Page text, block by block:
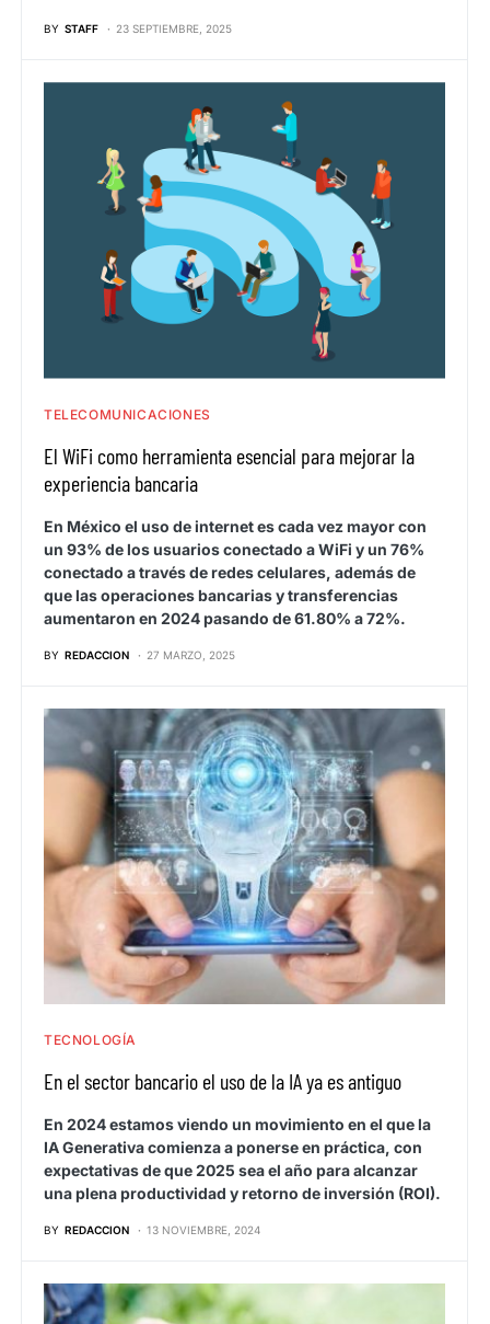
BY STAFF 23 SEPTIEMBRE, 2025
TELECOMUNICACIONES
El WiFi como herramienta esencial para mejorar la
experiencia bancaria
En México el uso de internet es cada vez mayor con
un 93% de los usuarios conectado a WiFi y un 76%
conectado a través de redes celulares, además de
que las operaciones bancarias y transferencias
aumentaron en 2024 pasando de 61.80% a 72%.
BY REDACCION 27 MARZO, 2025
TECNOLOGÍA
En el sector bancario el uso de la IA ya es antiguo
En 2024 estamos viendo un movimiento en el que la
IA Generativa comienza a ponerse en práctica, con
expectativas de que 2025 sea el año para alcanzar
una plena productividad y retorno de inversión (ROI).
BY REDACCION 13 NOVIEMBRE, 2024